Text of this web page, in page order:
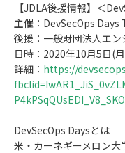
【JDLA後援情報】＜
主催：DevSecOps Days
後援：一般財団法人エ
日時：2020年10月5日(
詳細： https://
DevSecOps Daysとは
米・カーネギーメロン